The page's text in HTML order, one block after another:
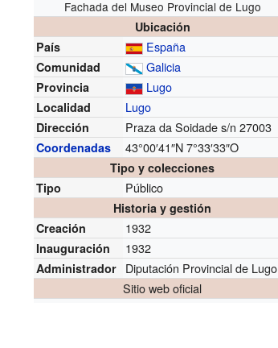
Fachada del Museo Provincial de Lugo
Ubicación
País
España
Comunidad Galicia
Provincia Lugo
Localidad Lugo
Dirección Praza da Soidade s/n 27003
Coordenadas 43°00′41″N 7°33′33″O
Tipo y colecciones
Tipo
Público
Historia y gestión
Creación
1932
Inauguración 1932
Administrador Diputación Provincial de Lugo
Sitio web oficial